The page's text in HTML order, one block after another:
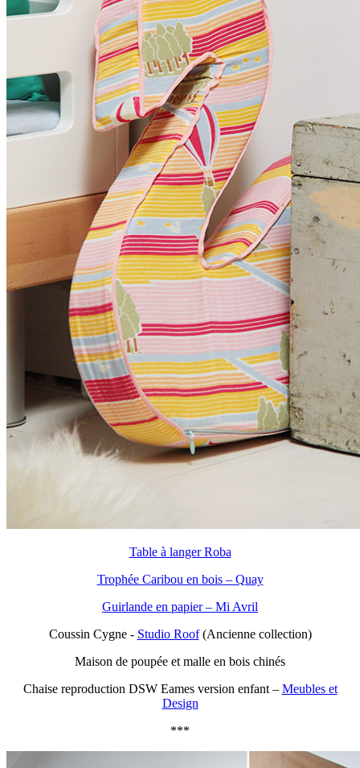
Table à langer Roba
Trophée Caribou en bois – Quay
Guirlande en papier – Mi Avril
Coussin Cygne - Studio Roof(Ancienne collection)
Maison de poupée et malle en bois chinés
Chaise reproduction DSW Eames version enfant – Meubles et
Design
***